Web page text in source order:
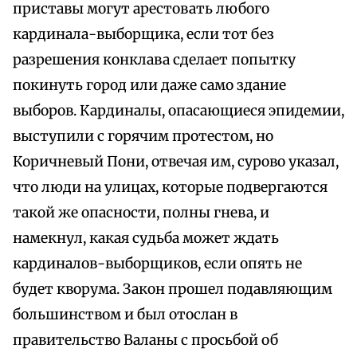
приставы могут арестовать любого
кардинала-выборщика, если тот без
разрешения конклава сделает попытку
покинуть город или даже само здание
выборов. Кардиналы, опасающиеся эпидемии,
выступили с горячим протестом, но
Коричневый Пони, отвечая им, сурово указал,
что люди на улицах, которые подвергаются
такой же опасности, полны гнева, и
намекнул, какая судьба может ждать
кардиналов-выборщиков, если опять не
будет кворума. Закон прошел подавляющим
большинством и был отослан в
правительство Валаны с просьбой об